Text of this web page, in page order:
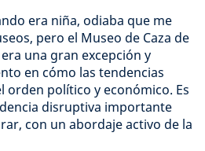
era niña, odiaba que me
pero el Museo de Caza de
una gran excepción y
en cómo las tendencias
orden político y económico. Es
disruptiva importante
con un abordaje activo de la